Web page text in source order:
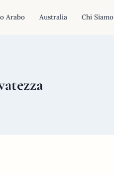
Arabo Australia Chi Siamo